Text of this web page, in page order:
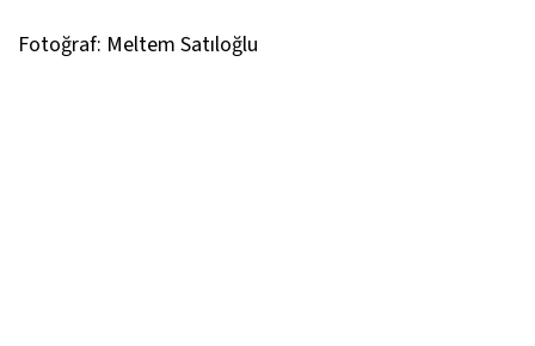
Fotoğraf: Meltem Satıloğlu